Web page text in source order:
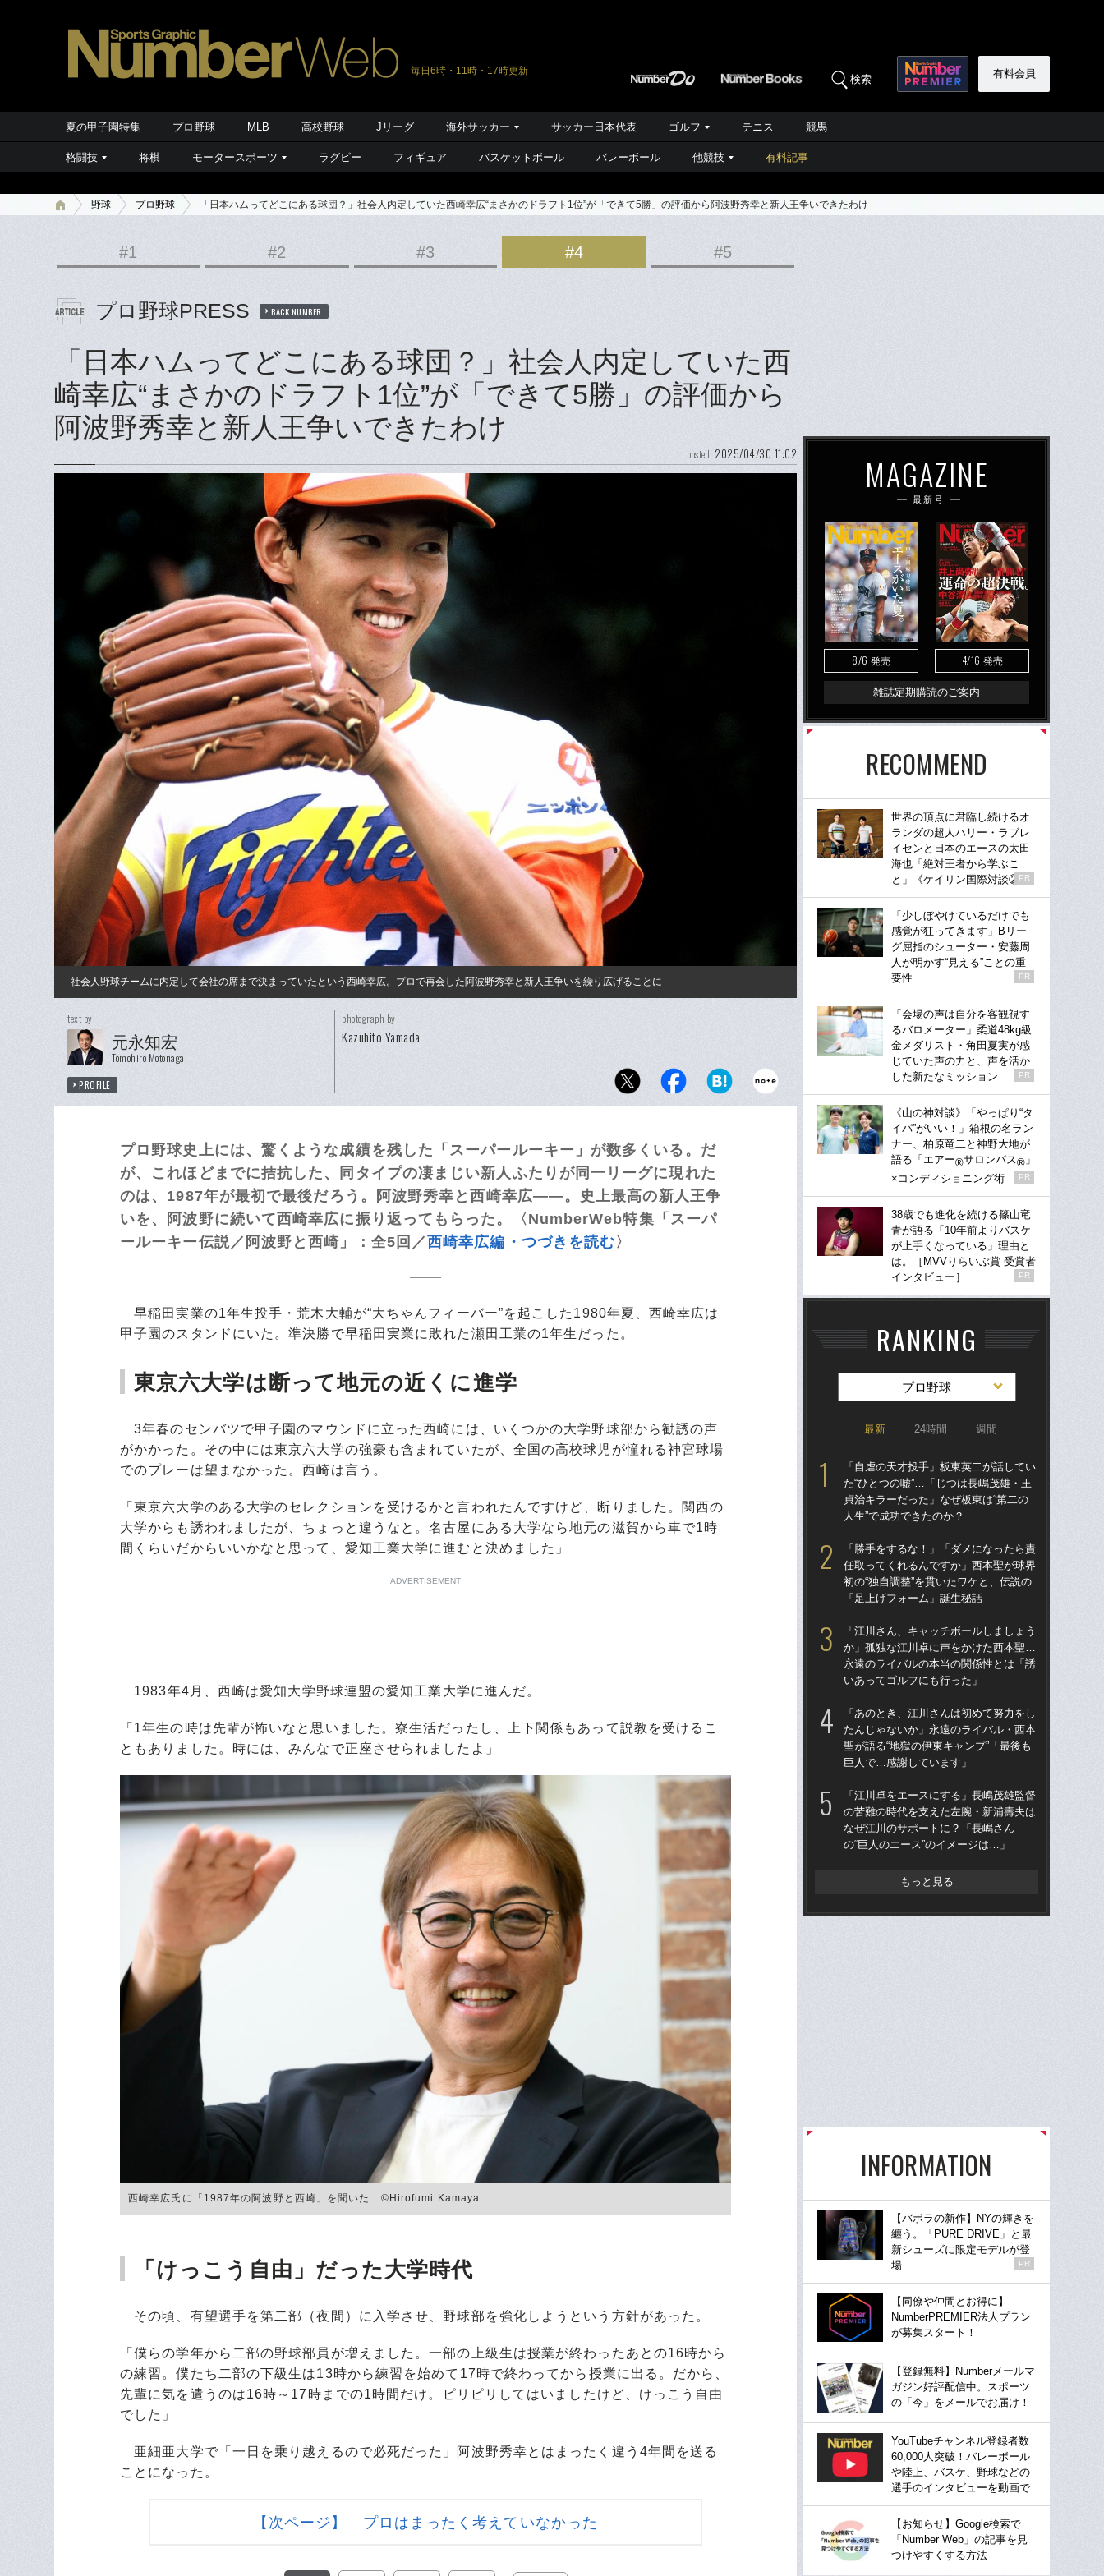
毎日6時・11時・17時更新
検索 有料会員
夏の甲子園特集 プロ野球 MLB 高校野球 Jリーグ 海外サッカー サッカー日本代表 ゴルフ テニス 競馬
格闘技 将棋 モータースポーツ ラグビー フィギュア バスケットボール バレーボール 他競技 有料記事
野球 プロ野球 「日本ハムってどこにある球団？」社会人内定していた西崎幸広“まさかのドラフト1位”が「できて5勝」の評価から阿波野秀幸と新人王争いできたわけ
#1 #2 #3 #4 #5
プロ野球PRESS BACK NUMBER
「日本ハムってどこにある球団？」社会人内定していた西
崎幸広“まさかのドラフト1位”が「できて5勝」の評価から
阿波野秀幸と新人王争いできたわけ
posted 2025/04/30 11:02
社会人野球チームに内定して会社の席まで決まっていたという西崎幸広。プロで再会した阿波野秀幸と新人王争いを繰り広げることに
text by
元永知宏
Tomohiro Motonaga
PROFILE
photograph by
Kazuhito Yamada
プロ野球史上には、驚くような成績を残した「スーパールーキー」が数多くいる。だ
が、これほどまでに拮抗した、同タイプの凄まじい新人ふたりが同一リーグに現れた
のは、1987年が最初で最後だろう。阿波野秀幸と西崎幸広——。史上最高の新人王争
いを、阿波野に続いて西崎幸広に振り返ってもらった。〈NumberWeb特集「スーパ
ールーキー伝説／阿波野と西崎」：全5回／西崎幸広編・つづきを読む 〉
早稲田実業の1年生投手・荒木大輔が“大ちゃんフィーバー”を起こした1980年夏、西崎幸広は
甲子園のスタンドにいた。準決勝で早稲田実業に敗れた瀬田工業の1年生だった。
東京六大学は断って地元の近くに進学
3年春のセンバツで甲子園のマウンドに立った西崎には、いくつかの大学野球部から勧誘の声
がかかった。その中には東京六大学の強豪も含まれていたが、全国の高校球児が憧れる神宮球場
でのプレーは望まなかった。西崎は言う。
「東京六大学のある大学のセレクションを受けるかと言われたんですけど、断りました。関西の
大学からも誘われましたが、ちょっと違うなと。名古屋にある大学なら地元の滋賀から車で1時
間くらいだからいいかなと思って、愛知工業大学に進むと決めました」
ADVERTISEMENT
1983年4月、西崎は愛知大学野球連盟の愛知工業大学に進んだ。
「1年生の時は先輩が怖いなと思いました。寮生活だったし、上下関係もあって説教を受けるこ
ともありました。時には、みんなで正座させられましたよ」
西崎幸広氏に「1987年の阿波野と西崎」を聞いた ©Hirofumi Kamaya
「けっこう自由」だった大学時代
その頃、有望選手を第二部（夜間）に入学させ、野球部を強化しようという方針があった。
「僕らの学年から二部の野球部員が増えました。一部の上級生は授業が終わったあとの16時から
の練習。僕たち二部の下級生は13時から練習を始めて17時で終わってから授業に出る。だから、
先輩に気を遣うのは16時～17時までの1時間だけ。ピリピリしてはいましたけど、けっこう自由
でした」
亜細亜大学で「一日を乗り越えるので必死だった」阿波野秀幸とはまったく違う4年間を送る
ことになった。
【次ページ】 プロはまったく考えていなかった
MAGAZINE
最新号
8/6 発売 4/16 発売
雑誌定期購読のご案内
RECOMMEND
世界の頂点に君臨し続けるオ
ランダの超人ハリー・ラブレ
イセンと日本のエースの太田
海也「絶対王者から学ぶこ
と」《ケイリン国際対談②》
PR
「少しぼやけているだけでも
感覚が狂ってきます」Bリー
グ屈指のシューター・安藤周
人が明かす“見える”ことの重
要性
PR
「会場の声は自分を客観視す
るバロメーター」柔道48kg級
金メダリスト・角田夏実が感
じていた声の力と、声を活か
した新たなミッション
PR
《山の神対談》「やっぱり“タ
イパ”がいい！」箱根の名ラン
ナー、柏原竜二と神野大地が
語る「エアー®サロンパス® 」
×コンディショニング術
PR
38歳でも進化を続ける篠山竜
青が語る「10年前よりバスケ
が上手くなっている」理由と
は。［MVVりらいぶ賞 受賞者
インタビュー］
PR
RANKING
プロ野球
最新 24時間 週間
「自虐の天才投手」板東英二が話してい
た“ひとつの嘘”…「じつは長嶋茂雄・王
貞治キラーだった」なぜ板東は“第二の
人生”で成功できたのか？
「勝手をするな！」「ダメになったら責
任取ってくれるんですか」西本聖が球界
初の“独自調整”を貫いたワケと、伝説の
「足上げフォーム」誕生秘話
「江川さん、キャッチボールしましょう
か」孤独な江川卓に声をかけた西本聖…
永遠のライバルの本当の関係性とは「誘
いあってゴルフにも行った」
「あのとき、江川さんは初めて努力をし
たんじゃないか」永遠のライバル・西本
聖が語る“地獄の伊東キャンプ”「最後も
巨人で…感謝しています」
「江川卓をエースにする」長嶋茂雄監督
の苦難の時代を支えた左腕・新浦壽夫は
なぜ江川のサポートに？「長嶋さん
の“巨人のエース”のイメージは…」
もっと見る
INFORMATION
【バボラの新作】NYの輝きを
纏う。「PURE DRIVE」と最
新シューズに限定モデルが登
場
PR
【同僚や仲間とお得に】
NumberPREMIER法人プラン
が募集スタート！
【登録無料】Numberメールマ
ガジン好評配信中。スポーツ
の「今」をメールでお届け！
YouTubeチャンネル登録者数
60,000人突破！バレーボール
や陸上、バスケ、野球などの
選手のインタビューを動画で
【お知らせ】Google検索で
「Number Web」の記事を見
つけやすくする方法